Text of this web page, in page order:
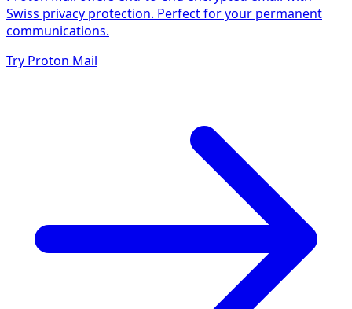
Swiss privacy protection. Perfect for your permanent
communications.
Try Proton Mail